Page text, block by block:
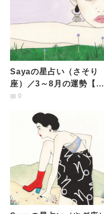
Sayaの星占い（さそり
座）／3～8月の運勢【守
護星の冥王星の移動によ
0